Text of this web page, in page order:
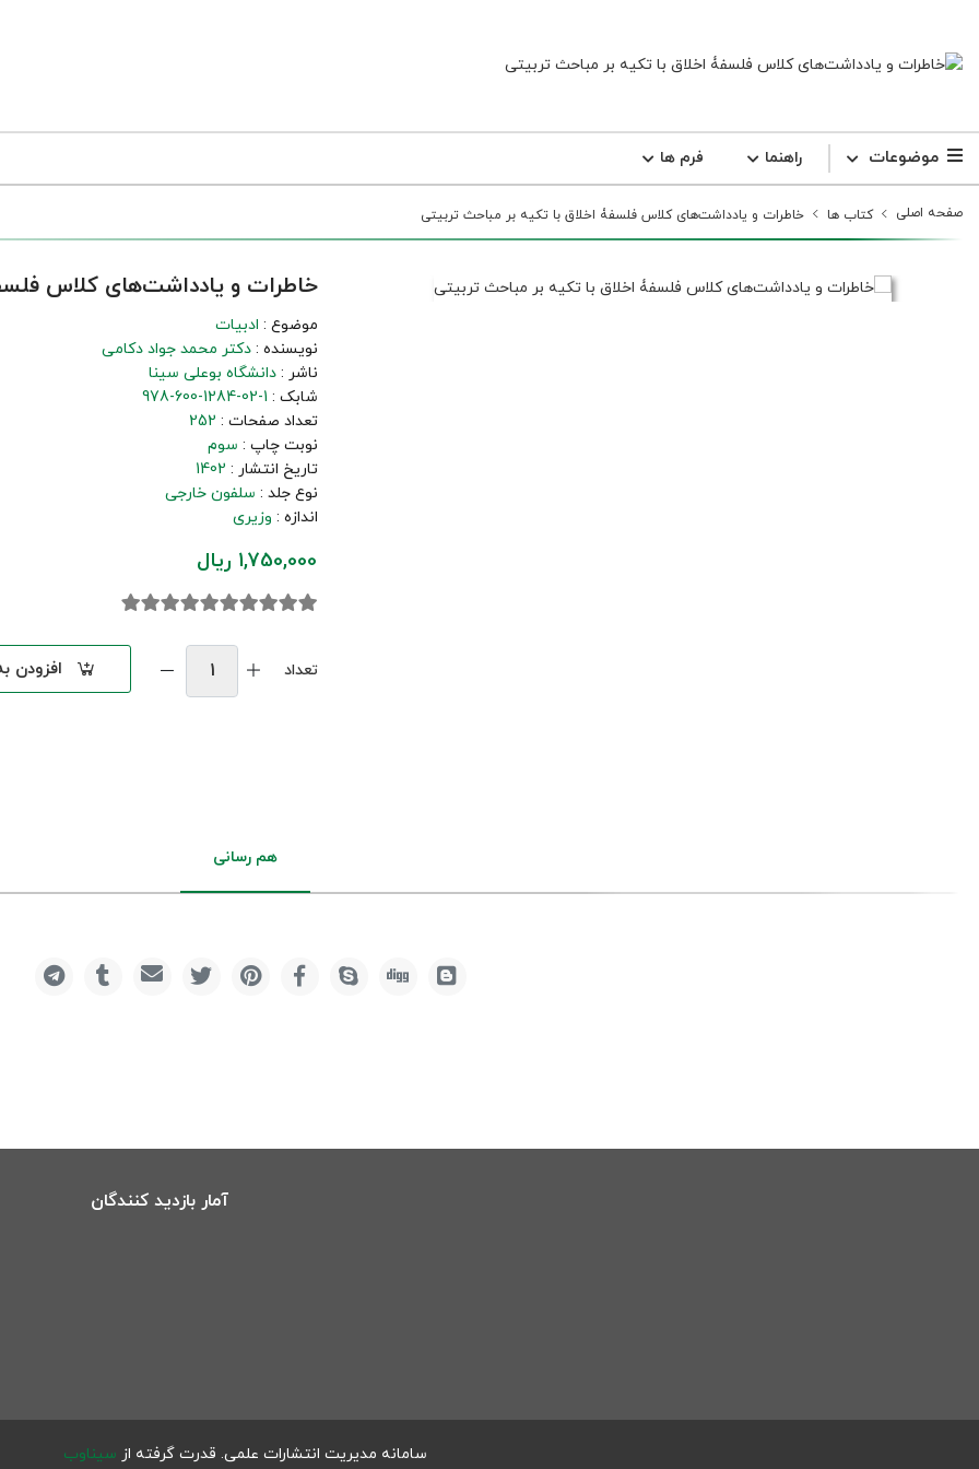
موضوعات راهنما فرم ها
صفحه اصلی کتاب ها خاطرات و یادداشت‌های کلاس فلسفۀ اخلاق با تکیه بر مباحث تربیتی
خاطرات و یادداشت‌های کلاس
موضوع : ادبیات
نویسنده : دکتر محمد جواد دکامی
ناشر : دانشگاه بوعلی سینا
شابک : 978-600-1284-02-1
تعداد صفحات : 252
نوبت چاپ : سوم
تاریخ انتشار : 1402
نوع جلد : سلفون خارجی
اندازه : وزیری
1,750,000 ریال
تعداد افزودن
هم رسانی
آمار بازدید کنندگان
سامانه مدیریت انتشارات علمی. قدرت گرفته از سیناوب